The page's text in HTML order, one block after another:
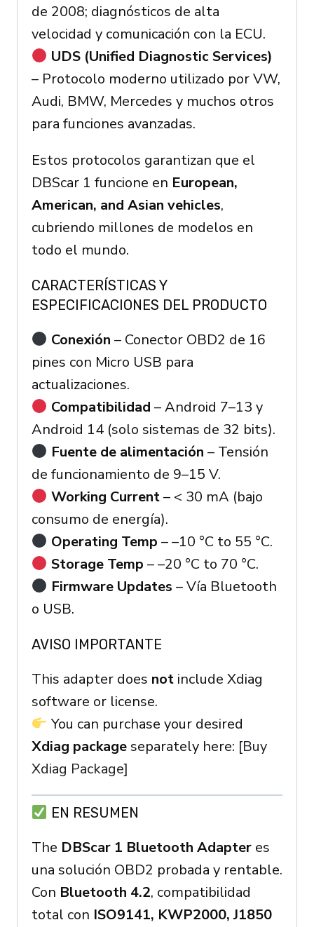
de 2008; diagnósticos de alta
velocidad y comunicación con la ECU.
UDS (Unified Diagnostic Services)
– Protocolo moderno utilizado por VW,
Audi, BMW, Mercedes y muchos otros
para funciones avanzadas.
Estos protocolos garantizan que el
DBScar 1 funcione en European,
American, and Asian vehicles,
cubriendo millones de modelos en
todo el mundo.
CARACTERÍSTICAS Y
ESPECIFICACIONES DEL PRODUCTO
Conexión – Conector OBD2 de 16
pines con Micro USB para
actualizaciones.
Compatibilidad – Android 7–13 y
Android 14 (solo sistemas de 32 bits).
Fuente de alimentación – Tensión
de funcionamiento de 9–15 V.
Working Current– < 30 mA (bajo
consumo de energía).
Operating Temp – –10 °C to 55 °C.
Storage Temp – –20 °C to 70 °C.
Firmware Updates – Vía Bluetooth
o USB.
AVISO IMPORTANTE
This adapter does not include Xdiag
software or license.
You can purchase your desired
Xdiag packageseparately here: [Buy
Xdiag Package]
EN RESUMEN
The DBScar 1 Bluetooth Adapter es
una solución OBD2 probada y rentable.
Con Bluetooth 4.2, compatibilidad
total con ISO9141, KWP2000, J1850